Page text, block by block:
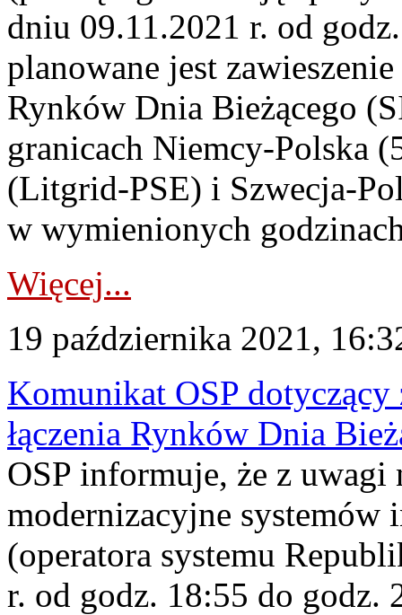
dniu 09.11.2021 r. od
planowane jest
Rynków Dnia Bieżącego
granicach Niemcy-Polska
(Litgrid-PSE) i Szwecja-
w wymienionych
Więcej...
19 października 2021,
Komunikat OSP dotyczący
łączenia Rynków Dnia
OSP informuje, że z uwagi
modernizacyjne systemów
(operatora systemu
r. od godz. 18:55 do godz.